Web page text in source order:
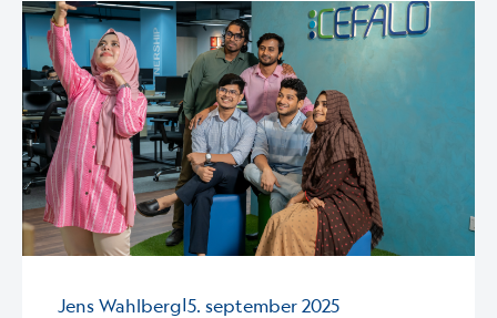
Jens Wahlberg|5. september 2025